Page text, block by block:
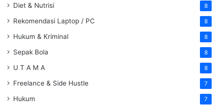
Diet & Nutrisi 8
Rekomendasi Laptop / PC 8
Hukum & Kriminal 8
Sepak Bola 8
U T A M A 8
Freelance & Side Hustle 7
Hukum 7